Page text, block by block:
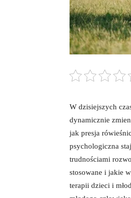
W dzisiejszych
dynamicznie
jak presja
psychologiczna
trudnościami
stosowane i jakie
terapii dzieci i